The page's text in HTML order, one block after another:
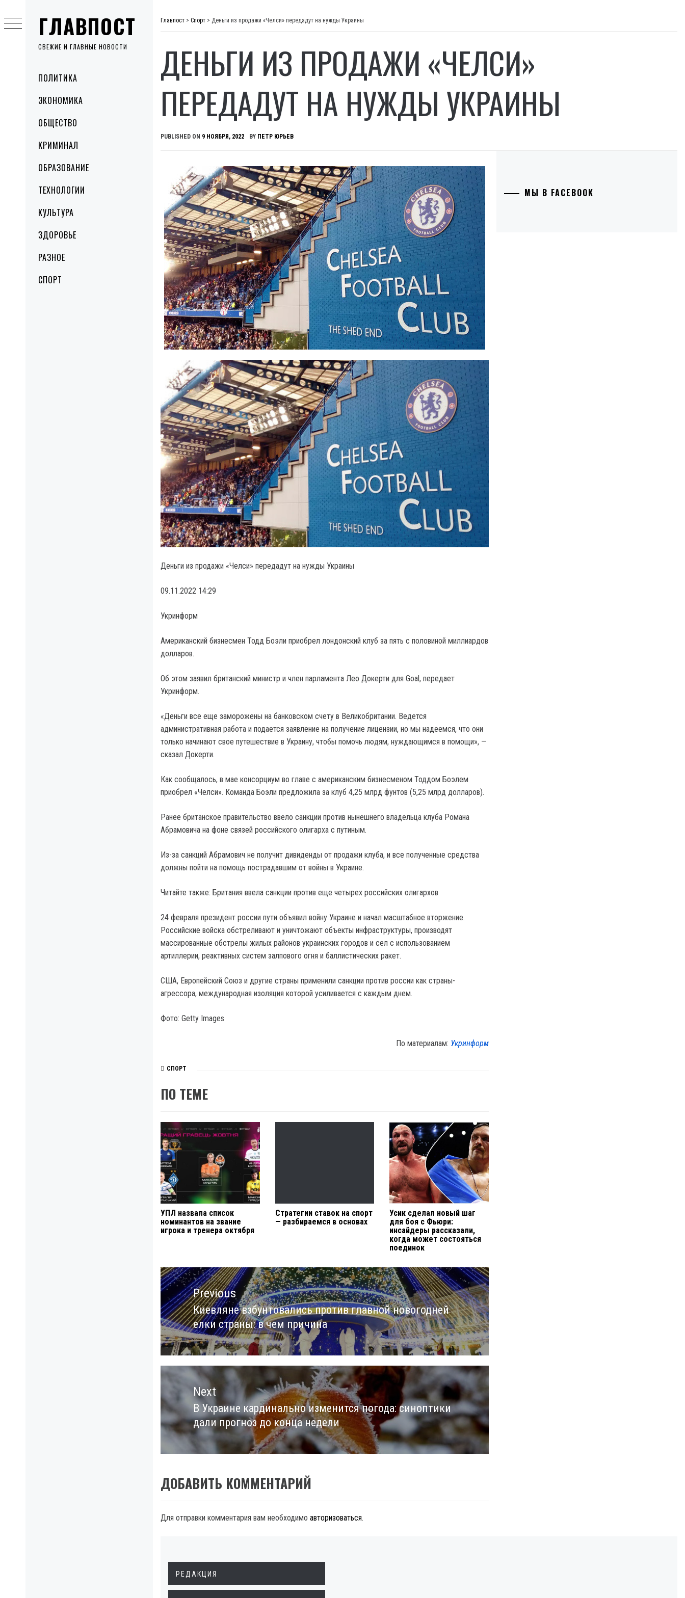
ГЛАВПОСТ
СВЕЖИЕ И ГЛАВНЫЕ НОВОСТИ
MenuПОЛИТИКА
ЭКОНОМИКА
ОБЩЕСТВО
КРИМИНАЛ
ОБРАЗОВАНИЕ
ТЕХНОЛОГИИ
КУЛЬТУРА
ЗДОРОВЬЕ
РАЗНОЕ
СПОРТ
to
content
Главпост > Спорт > Деньги из продажи «Челси» передадут на нужды Украины
ДЕНЬГИ ИЗ ПРОДАЖИ «ЧЕЛСИ»
ПЕРЕДАДУТ НА НУЖДЫ УКРАИНЫ
PUBLISHED ON 9 НОЯБРЯ, 2022 BY ПЕТР ЮРЬЕВ
Деньги из продажи «Челси» передадут на нужды Украины
09.11.2022 14:29
Укринформ
Американский бизнесмен Тодд Боэли приобрел лондонский клуб за пять с половиной миллиардов
долларов.
Об этом заявил британский министр и член парламента Лео Докерти для Goal, передает
Укринформ.
«Деньги все еще заморожены на банковском счету в Великобритании. Ведется
административная работа и подается заявление на получение лицензии, но мы надеемся, что они
только начинают свое путешествие в Украину, чтобы помочь людям, нуждающимся в помощи», —
сказал Докерти.
Как сообщалось, в мае консорциум во главе с американским бизнесменом Тоддом Боэлем
приобрел «Челси». Команда Боэли предложила за клуб 4,25 млрд фунтов (5,25 млрд долларов).
Ранее британское правительство ввело санкции против нынешнего владельца клуба Романа
Абрамовича на фоне связей российского олигарха с путиным.
Из-за санкций Абрамович не получит дивиденды от продажи клуба, и все полученные средства
должны пойти на помощь пострадавшим от войны в Украине.
Читайте также: Британия ввела санкции против еще четырех российских олигархов
24 февраля президент россии пути объявил войну Украине и начал масштабное вторжение.
Российские войска обстреливают и уничтожают объекты инфраструктуры, производят
массированные обстрелы жилых районов украинских городов и сел с использованием
артиллерии, реактивных систем залпового огня и баллистических ракет.
США, Европейский Союз и другие страны применили санкции против россии как страны-
агрессора, международная изоляция которой усиливается с каждым днем.
Фото: Getty Images
По материалам: Укринформ
СПОРТ
ПО ТЕМЕ
УПЛ назвала список
номинантов на звание
игрока и тренера октября
Стратегии ставок на спорт
— разбираемся в основах
Усик сделал новый шаг
для боя с Фьюри:
инсайдеры рассказали,
когда может состояться
поединок
Навигация
по
записямPrevious
Previous
post:
Киевляне взбунтовались против главной новогодней
елки страны: в чем причина
Next
Next
post:
В Украине кардинально изменится погода: синоптики
дали прогноз до конца недели
ДОБАВИТЬ КОММЕНТАРИЙ
Для отправки комментария вам необходимо авторизоваться.
МЫ В FACEBOOK
РЕДАКЦИЯ